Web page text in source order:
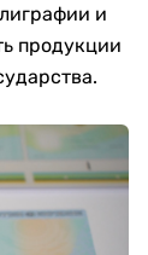
и
продукции